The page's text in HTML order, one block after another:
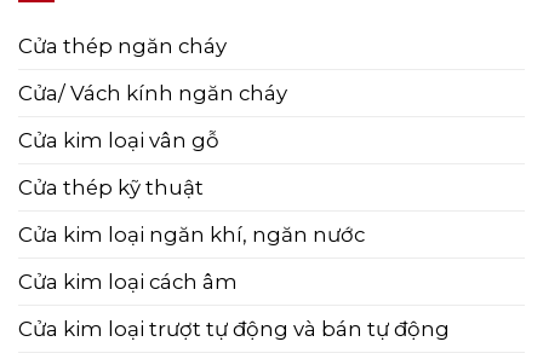
Cửa thép ngăn cháy
Cửa/ Vách kính ngăn cháy
Cửa kim loại vân gỗ
Cửa thép kỹ thuật
Cửa kim loại ngăn khí, ngăn nước
Cửa kim loại cách âm
Cửa kim loại trượt tự động và bán tự động